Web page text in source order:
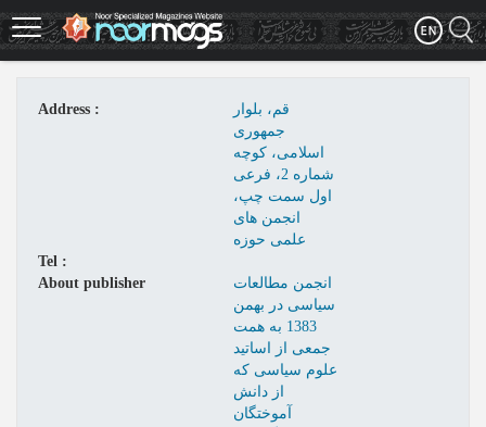
Skip
to
main
Address :
قم، بلوار
جمهوری
اسلامی، کوچه
شماره 2، فرعی
اول سمت چپ،
انجمن های
Tel :
About publisher
انجمن مطالعات
سیاسی در بهمن
1383 به همت
جمعی از اساتید
علوم سیاسی که
از دانش
آموختگان